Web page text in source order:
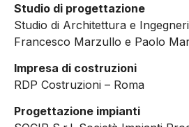
Studio di progettazione
Studio di Architettura e
Francesco Marzullo e Paolo
Impresa di costruzioni
RDP Costruzioni – Roma
Progettazione impianti